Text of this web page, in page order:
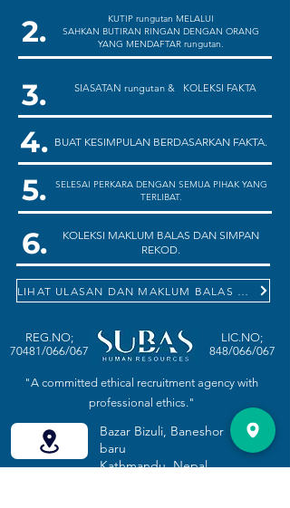
2.
KUTIP rungutan MELALUI
SAHKAN BUTIRAN RINGAN DENGAN ORANG
YANG MENDAFTAR rungutan.
3. SIASATAN rungutan & KOLEKSI FAKTA
4. BUAT KESIMPULAN BERDASARKAN FAKTA.
5.
SELESAI PERKARA DENGAN SEMUA PIHAK YANG
TERLIBAT.
6.
KOLEKSI MAKLUM BALAS DAN SIMPAN
REKOD.
REG.NO;
70481/066/067
LIC.NO;
848/066/067
"A committed ethical recruitment agency with
professional ethics."
Bazar Bizuli, Baneshor
baru
Kathmandu, Nepal